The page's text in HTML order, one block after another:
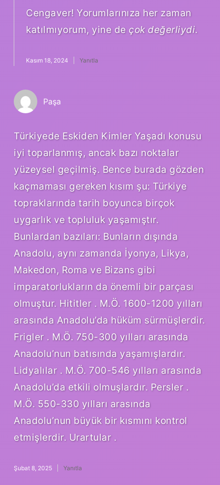
Cengaver! Yorumlarınıza her zaman
katılmıyorum, yine de çok değerliydi.
Kasım 18, 2024 Yanıtla
Paşa
Türkiyede Eskiden Kimler Yaşadı konusu
iyi toparlanmış, ancak bazı noktalar
yüzeysel geçilmiş. Bence burada gözden
kaçmaması gereken kısım şu: Türkiye
topraklarında tarih boyunca birçok
uygarlık ve topluluk yaşamıştır.
Bunlardan bazıları: Bunların dışında
Anadolu, aynı zamanda İyonya, Likya,
Makedon, Roma ve Bizans gibi
imparatorlukların da önemli bir parçası
olmuştur. Hititler . M.Ö. 1600-1200 yılları
arasında Anadolu’da hüküm sürmüşlerdir.
Frigler . M.Ö. 750-300 yılları arasında
Anadolu’nun batısında yaşamışlardır.
Lidyalılar . M.Ö. 700-546 yılları arasında
Anadolu’da etkili olmuşlardır. Persler .
M.Ö. 550-330 yılları arasında
Anadolu’nun büyük bir kısmını kontrol
etmişlerdir. Urartular .
Şubat 8, 2025 Yanıtla